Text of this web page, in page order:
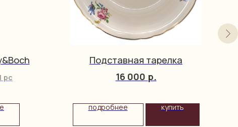
pc
Подставная тарелка
16 000 р.
подробнее купить